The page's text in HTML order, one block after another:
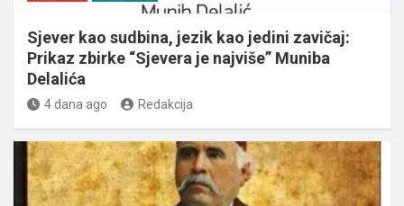
Sjever kao sudbina, jezik kao jedini zavičaj:
Prikaz zbirke “Sjevera je najviše” Muniba
Delalića
4 dana ago Redakcija